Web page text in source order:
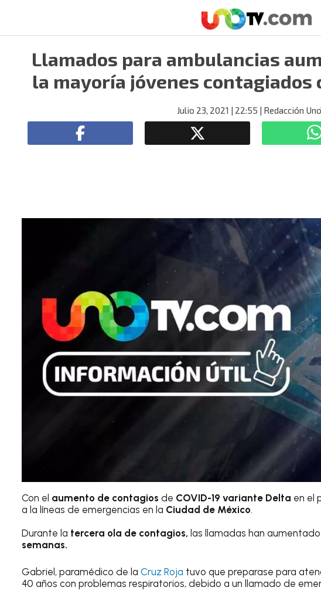
Llamados para ambulancias
la mayoría jóvenes contagiados
Julio 23, 2021 | 22:55 | Redacción
Con el aumento de contagios de COVID-19 variante Delta en el
a la líneas de emergencias en la Ciudad de México.
Durante la tercera ola de contagios, las llamadas han aumentado
semanas.
Gabriel, paramédico de la Cruz Roja tuvo que preparase para
40 años con problemas respiratorios, debido a un llamado de